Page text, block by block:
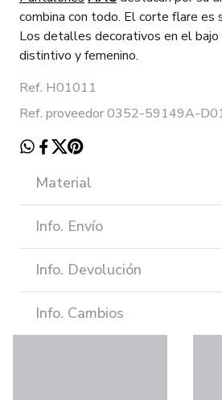
combina con todo. El corte flare es
Los detalles decorativos en el bajo
distintivo y femenino.
Ref. H01011
Ref. proveedor 0352-59149A-
Material
Info. Envío
Info. Devolución
Info. Cambios